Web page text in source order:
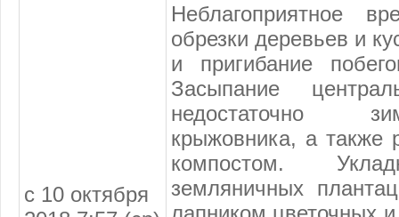
с 10 октября
Неблагоприятное
обрезки деревьев и
и пригибание
Засыпание
недостаточно
крыжовника, а также
компостом.
земляничных